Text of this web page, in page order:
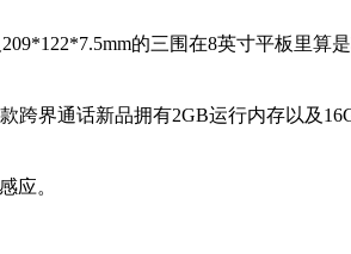
的三围在8英寸平板里算
跨界通话新品拥有2GB运行内存以及
应。